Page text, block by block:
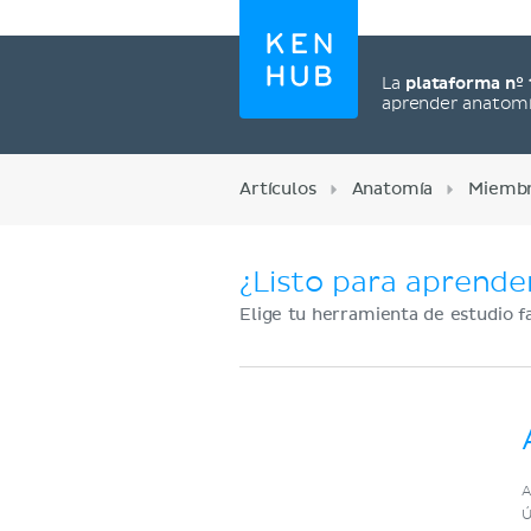
La plataforma nº
aprender
Artículos Anatomía
¿Listo para
Elige tu herramienta de estudio